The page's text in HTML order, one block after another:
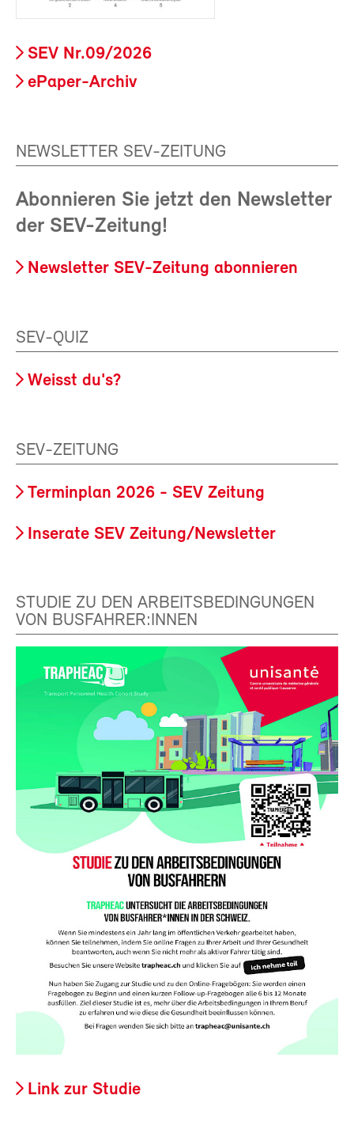
SEV Nr.09/2026
ePaper-Archiv
NEWSLETTER SEV-ZEITUNG
Abonnieren Sie jetzt den Newsletter
der SEV-Zeitung!
Newsletter SEV-Zeitung abonnieren
SEV-QUIZ
Weisst du's?
SEV-ZEITUNG
Terminplan 2026 - SEV Zeitung
Inserate SEV Zeitung/Newsletter
STUDIE ZU DEN ARBEITSBEDINGUNGEN
VON BUSFAHRER:INNEN
Link zur Studie